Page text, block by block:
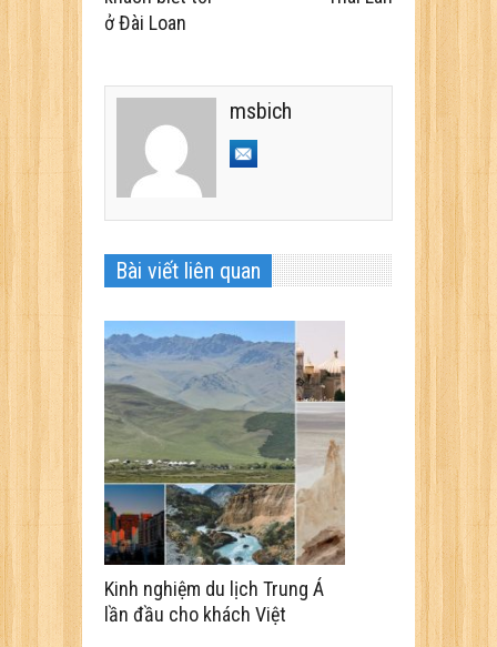
ở Đài Loan
msbich
Bài viết liên quan
Kinh nghiệm du lịch Trung Á
lần đầu cho khách Việt